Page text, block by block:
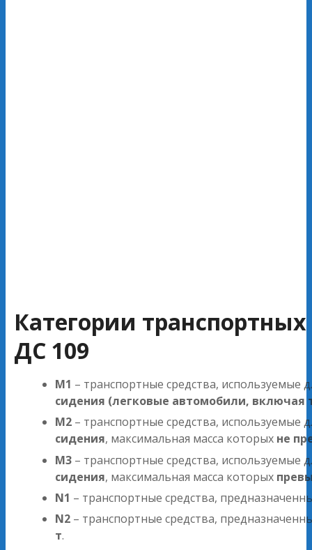
Категории
ДС 109
M1 – транспортные средства, используемые
сидения (легковые автомобили, включая
M2 – транспортные средства, используемые
сидения, максимальная масса которых не
M3 – транспортные средства, используемые
сидения, максимальная масса которых
N1 – транспортные средства,
N2 – транспортные средства,
т.